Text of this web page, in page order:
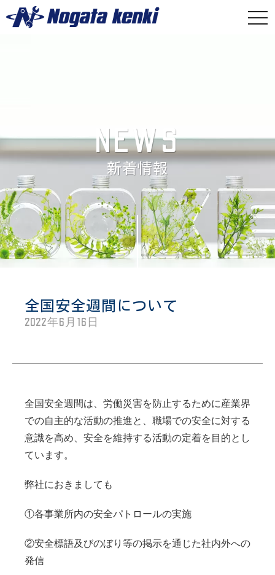
NEWS
新着情報
全国安全週間について
2022年6月16日
全国安全週間は、労働災害を防止するために産業界
での自主的な活動の推進と、職場での安全に対する
意識を高め、安全を維持する活動の定着を目的とし
ています。
弊社におきましても
①各事業所内の安全パトロールの実施
②安全標語及びのぼり等の掲示を通じた社内外への
発信